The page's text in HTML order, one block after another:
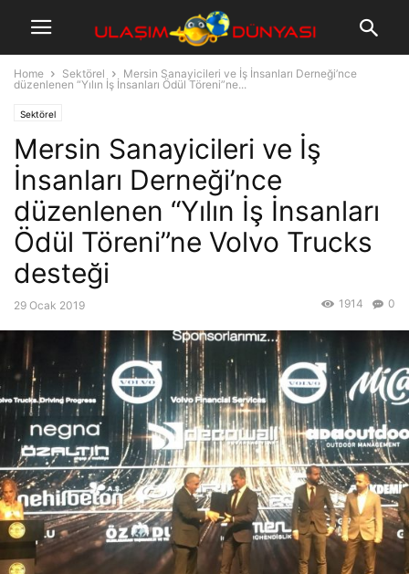
Home Sektörel
Mersin Sanayicileri ve İş İnsanları Derneği’nce
düzenlenen “Yılın İş İnsanları Ödül Töreni”ne...
Sektörel
Mersin Sanayicileri ve İş
İnsanları Derneği’nce
düzenlenen “Yılın İş İnsanları
Ödül Töreni”ne Volvo Trucks
desteği
29 Ocak 2019 0
1914